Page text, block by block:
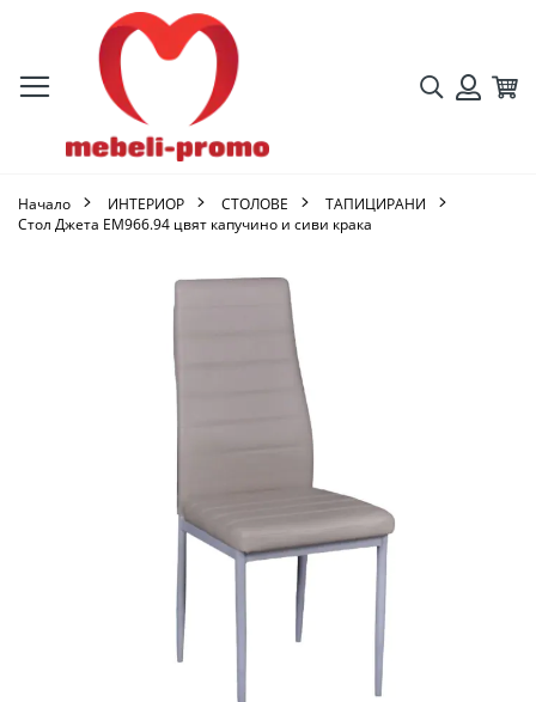
Търсене
Начало ИНТЕРИОР СТОЛОВЕ
ТАПИЦИРАНИ
Стол Джета ΕΜ966.94 цвят капучино и сиви крака